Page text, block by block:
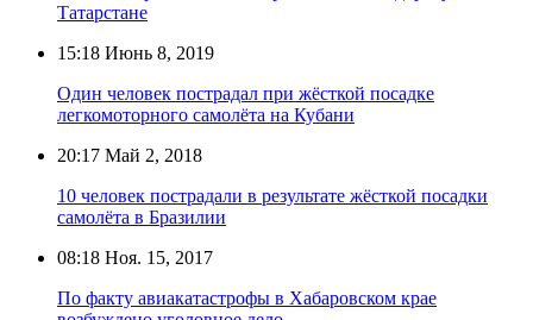
Татарстане
15:18 Июнь 8, 2019
Один человек пострадал при жёсткой посадке
легкомоторного самолёта на Кубани
20:17 Май 2, 2018
10 человек пострадали в результате жёсткой посадки
самолёта в Бразилии
08:18 Ноя. 15, 2017
По факту авиакатастрофы в Хабаровском крае